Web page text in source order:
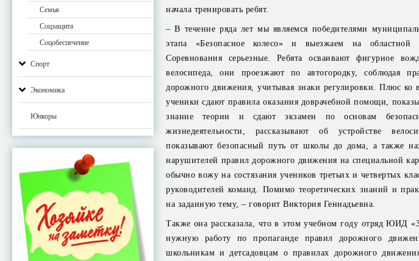
Семья
Соцзащита
Соцобеспечение
Спорт
Экономика
Юнкоры
начала тренировать ребят.
– В течение ряда лет мы являемся победителями
этапа «Безопасное колесо» и выезжаем на областной
Соревнования серьезные. Ребята осваивают фигурное
велосипеда, они проезжают по автогородку, соблюдая
дорожного движения, учитывая знаки регулировки. Плюс ко
ученики сдают правила оказания доврачебной помощи,
знание теории и сдают экзамен по основам
жизнедеятельности, рассказывают об устройстве
показывают безопасный путь от школы до дома, а также
нарушителей правил дорожного движения на специальной
обычно вожу на состязания учеников третьих и четвертых
руководителей команд. Помимо теоретических знаний и
на заданную тему, – говорит Виктория Геннадьевна.
Также она рассказала, что в этом учебном году отряд
нужную работу по пропаганде правил дорожного
школьникам и детсадовцам о правилах дорожного